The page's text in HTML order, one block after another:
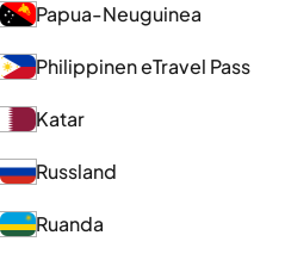
Papua-Neuguinea
Philippinen eTravel Pass
Katar
Russland
Ruanda